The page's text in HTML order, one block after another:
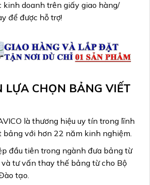
kinh doanh trên giấy giao hàng/
để được hỗ trợ!
LỰA CHỌN BẢNG VIẾT
là thương hiệu uy tín trong lĩnh
bảng với hơn 22 năm kinh nghiệm.
đầu tiên trong ngành đưa bảng từ
tư vấn thay thế bảng từ cho Bộ
tạo.